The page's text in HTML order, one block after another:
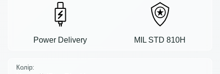
Power Delivery MIL STD 810H
Колір: